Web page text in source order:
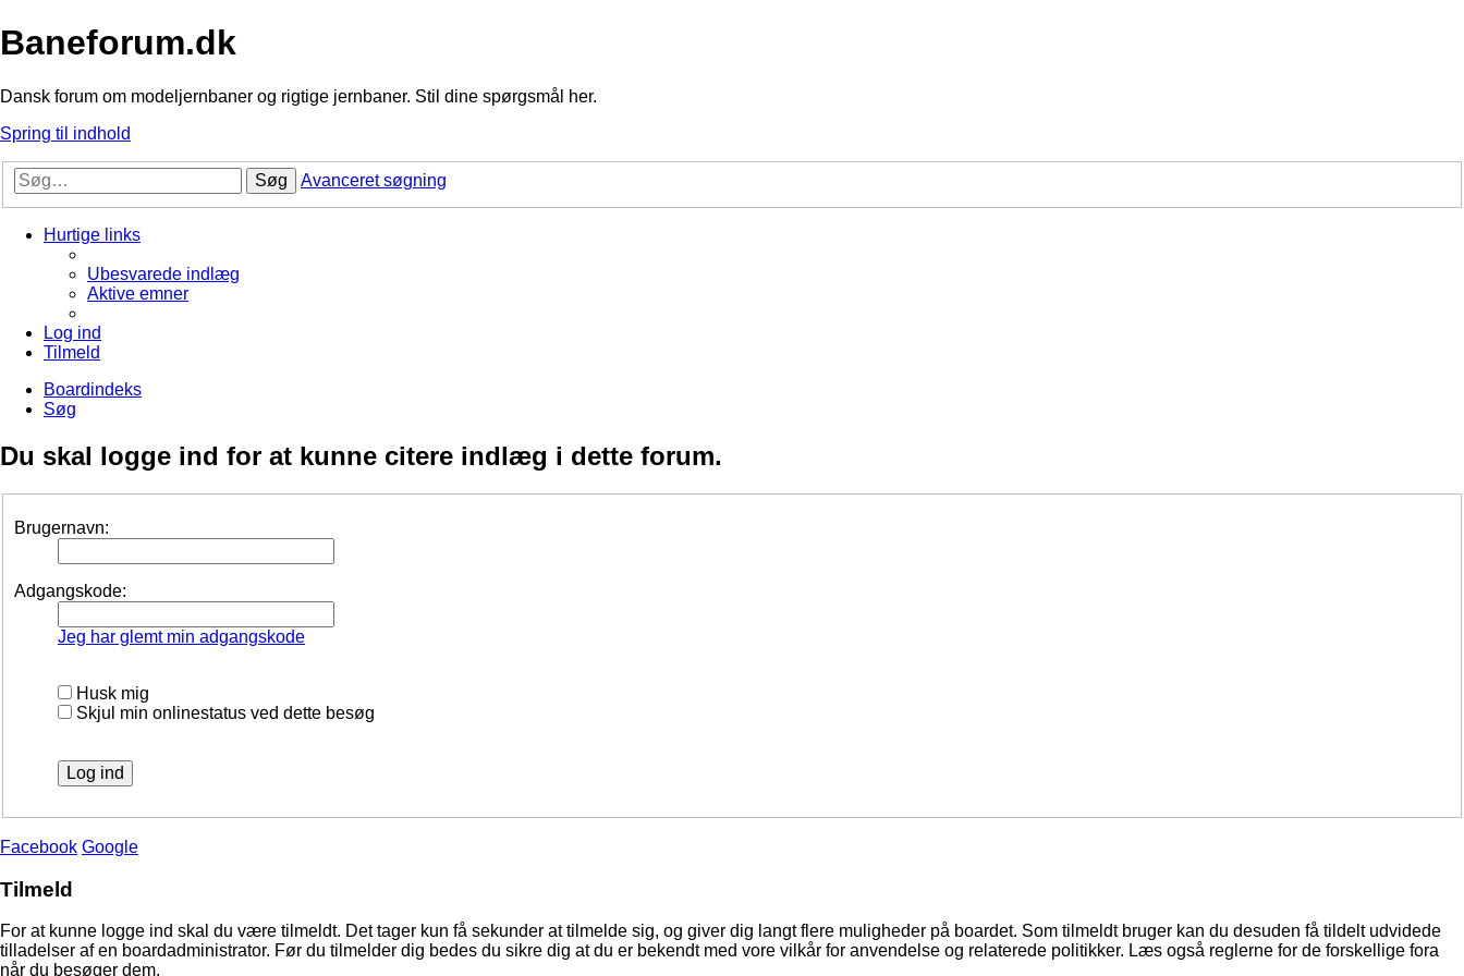
Baneforum.dk
Dansk forum om modeljernbaner og rigtige jernbaner. Stil dine spørgsmål her.
Spring til indhold
Søg Avanceret søgning
Hurtige links
Ubesvarede indlæg
Aktive emner
Log ind
Tilmeld
Boardindeks
Søg
Du skal logge ind for at kunne citere indlæg i dette forum.
Brugernavn:
Adgangskode:
Jeg har glemt min adgangskode
Husk mig
Skjul min onlinestatus ved dette besøg
Facebook Google
Tilmeld
For at kunne logge ind skal du være tilmeldt. Det tager kun få sekunder at tilmelde sig, og giver dig langt flere muligheder på boardet. Som tilmeldt bruger kan du desuden få tildelt udvidede
tilladelser af en boardadministrator. Før du tilmelder dig bedes du sikre dig at du er bekendt med vore vilkår for anvendelse og relaterede politikker. Læs også reglerne for de forskellige fora
når du besøger dem.